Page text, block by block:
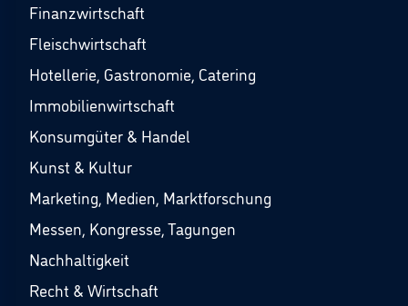
Finanzwirtschaft
Fleischwirtschaft
Hotellerie, Gastronomie, Catering
Immobilienwirtschaft
Konsumgüter & Handel
Kunst & Kultur
Marketing, Medien, Marktforschung
Messen, Kongresse, Tagungen
Nachhaltigkeit
Recht & Wirtschaft